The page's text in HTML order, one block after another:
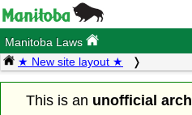
Manitoba Laws
★ New site layout ★
This is an unofficial